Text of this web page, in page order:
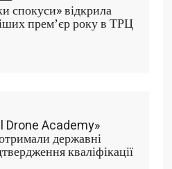
спокуси» відкрила
премʼєр року в ТРЦ
Drone Academy»
державні
кваліфікації